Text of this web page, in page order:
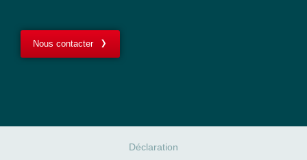
Nous contacter
Déclaration